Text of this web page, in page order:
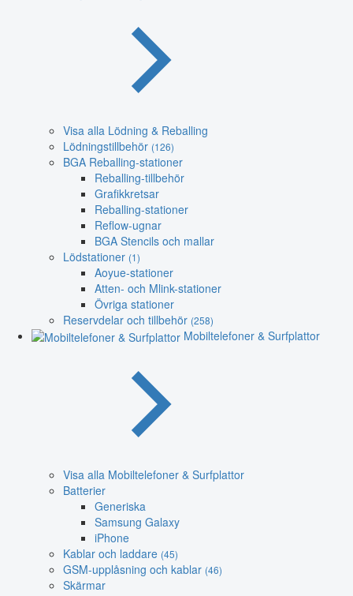
Visa alla Lödning & Reballing
Lödningstillbehör (126)
BGA Reballing-stationer
Reballing-tillbehör
Grafikkretsar
Reballing-stationer
Reflow-ugnar
BGA Stencils och mallar
Lödstationer (1)
Aoyue-stationer
Atten- och Mlink-stationer
Övriga stationer
Reservdelar och tillbehör (258)
Mobiltelefoner & Surfplattor
Visa alla Mobiltelefoner & Surfplattor
Batterier
Generiska
Samsung Galaxy
iPhone
Kablar och laddare (45)
GSM-upplåsning och kablar (46)
Skärmar